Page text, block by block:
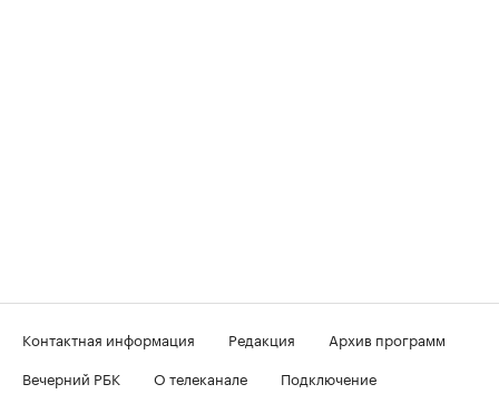
Контактная информация Редакция
Архив программ
Вечерний РБК
О телеканале
Подключение